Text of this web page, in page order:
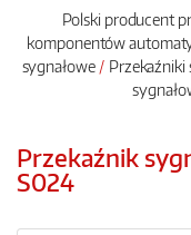
Polski producent
komponentów
sygnałowe
Przekaźniki
Przekaźnik
S024